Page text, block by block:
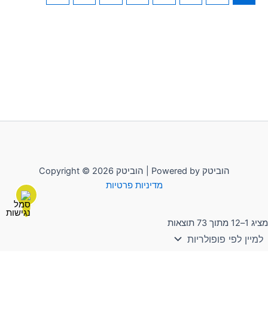
מציג 1–12 מתוך 73 תוצאות
Copyright © 2026 הוביטק | Powered by הוביטק
מדיניות פרטיות